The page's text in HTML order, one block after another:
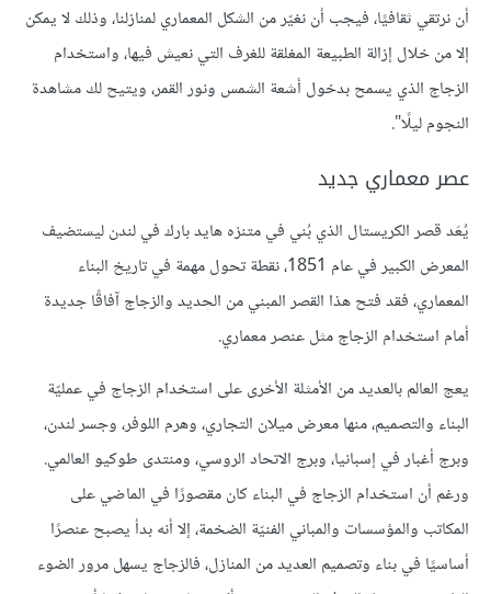
أن نرتقي ثقافيًا، فيجب أن نغيّر من الشكل المعماري لمنازلنا، وذلك لا يمكن
إلا من خلال إزالة الطبيعة المغلقة للغرف التي نعيش فيها، واستخدام
الزجاج الذي يسمح بدخول أشعة الشمس ونور القمر، ويتيح لك مشاهدة
النجوم ليلًا".
عصر معماري جديد
يُعَد قصر الكريستال الذي بُني في متنزه هايد بارك في لندن ليستضيف
المعرض الكبير في عام 1851، نقطة تحول مهمة في تاريخ البناء
المعماري، فقد فتح هذا القصر المبني من الحديد والزجاج آفاقًا جديدة
أمام استخدام الزجاج مثل عنصر معماري.
يعج العالم بالعديد من الأمثلة الأخرى على استخدام الزجاج في عمليّة
البناء والتصميم، منها معرض ميلان التجاري، وهرم اللوفر، وجسر لندن،
وبرج أغبار في إسبانيا، وبرج الاتحاد الروسي، ومنتدى طوكيو العالمي.
ورغم أن استخدام الزجاج في البناء كان مقصورًا في الماضي على
المكاتب والمؤسسات والمباني الفنيّة الضخمة، إلا أنه بدأ يصبح عنصرًا
أساسيًا في بناء وتصميم العديد من المنازل، فالزجاج يسهل مرور الضوء